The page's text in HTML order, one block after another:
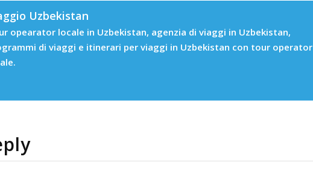
Uzbekistan
opearator locale in Uzbekistan, agenzia di viaggi in Uzbekistan,
di viaggi e itinerari per viaggi in Uzbekistan con tour operator